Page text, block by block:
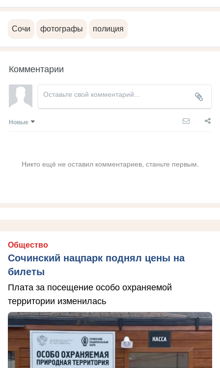
Сочи фотографы полиция
Комментарии
Новые
Никто ещё не оставил комментариев, станьте первым.
Общество
Сочинский нацпарк поднял цены на
билеты
Плата за посещение особо охраняемой
территории изменилась